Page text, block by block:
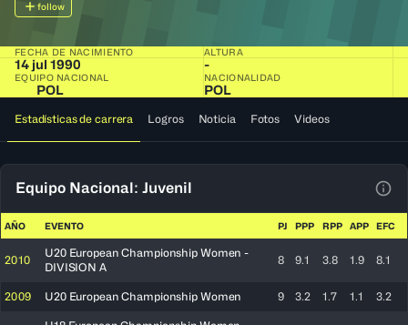
follow
FECHA DE NACIMIENTO
14 jul 1990
ALTURA
-
EQUIPO NACIONAL
POL
NACIONALIDAD
POL
Estadísticas de carrera Logros Noticia Fotos Videos
Equipo Nacional: Juvenil
AÑO EVENTO PJ PPP RPP APP EFC
2010
U20 European Championship Women -
DIVISION A
8 9.1 3.8 1.9 8.1
2009 U20 European Championship Women 9 3.2 1.7 1.1 3.2